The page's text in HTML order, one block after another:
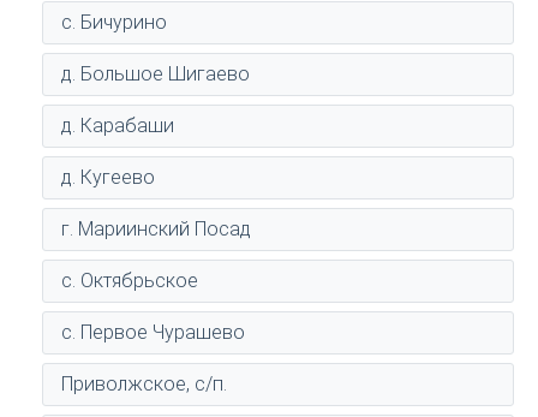
с. Бичурино
д. Большое Шигаево
д. Карабаши
д. Кугеево
г. Мариинский Посад
с. Октябрьское
с. Первое Чурашево
Приволжское, с/п.